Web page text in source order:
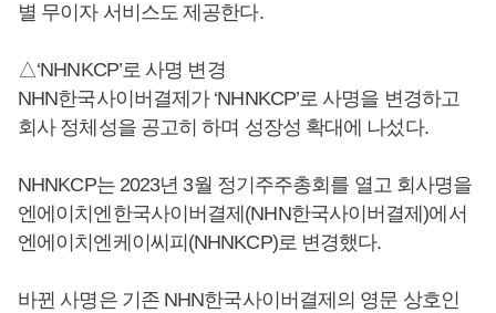
별 무이자 서비스도 제공한다.
△‘NHNKCP’로 사명 변경
NHN한국사이버결제가 ‘NHNKCP’로 사명을 변경하고
회사 정체성을 공고히 하며 성장성 확대에 나섰다.
NHNKCP는 2023년 3월 정기주주총회를 열고 회사명을
엔에이치엔한국사이버결제(NHN한국사이버결제)에서
엔에이치엔케이씨피(NHNKCP)로 변경했다.
바뀐 사명은 기존 NHN한국사이버결제의 영문 상호인